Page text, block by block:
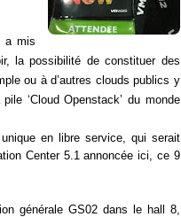
a mis
la possibilité de constituer des
ou à d’autres clouds publics y
‘Cloud Openstack’ du monde
unique en libre service, qui serait
Center 5.1 annoncée ici, ce 9
générale GS02 dans le hall 8,